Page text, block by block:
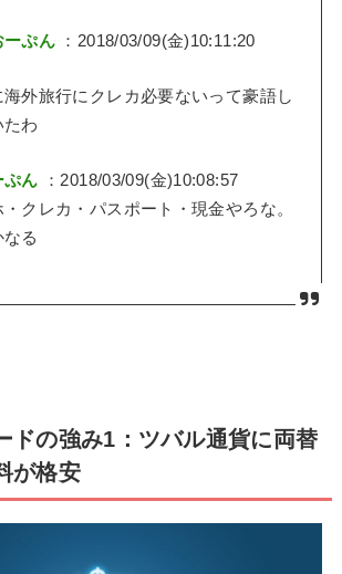
ーぷん ：2018/03/09(金)10:11:20
外旅行にクレカ必要ないって豪語し
わ
ぷん ：2018/03/09(金)10:08:57
クレカ・パスポート・現金やろな。
る
ドの強み1：ツバル通貨に両替
が格安